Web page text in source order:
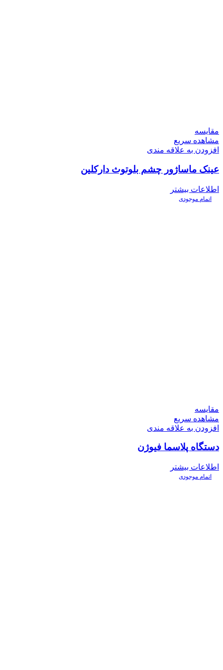
مقایسه
مشاهده سریع
افزودن به علاقه مندی
عینک ماساژور چشم بلوتوث دارکلین
اطلاعات بیشتر
اتمام موجودی
مقایسه
مشاهده سریع
افزودن به علاقه مندی
دستگاه پلاسما فیوژن
اطلاعات بیشتر
اتمام موجودی